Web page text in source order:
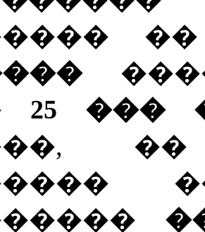
25 ���